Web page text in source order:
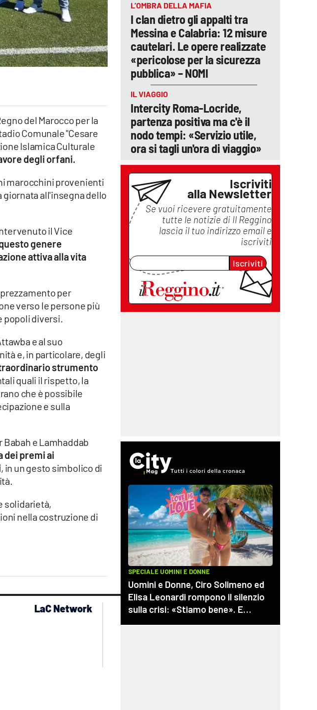
del Marocco per la
Comunale "Cesare
Islamica Culturale
degli orfani.
marocchini provenienti
giornata all'insegna dello
il Vice
genere
attiva alla vita
per
verso le persone più
popoli diversi.
e al suo
e, in particolare, degli
strumento
quali il rispetto, la
che è possibile
e sulla
e Lamhaddab
dei premi ai
, in un gesto simbolico di
solidarietà,
nella costruzione di
L’OMBRA DELLA MAFIA
I clan dietro gli appalti tra
Messina e Calabria: 12 misure
cautelari. Le opere realizzate
«pericolose per la sicurezza
pubblica» – NOMI
IL VIAGGIO
Intercity Roma-Locride,
partenza positiva ma c'è il
nodo tempi: «Servizio utile,
ora si tagli un'ora di viaggio»
Iscriviti
alla Newsletter
Se vuoi ricevere gratuitamente
tutte le notizie di Il Reggino
lascia il tuo indirizzo email e
iscriviti
Iscriviti
LaC Network
lacplay.it
lacitymag.it